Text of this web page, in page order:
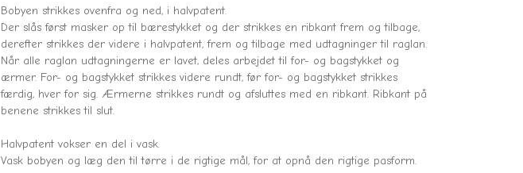
Bobyen strikkes ovenfra og ned, i halvpatent.
Der slås først masker op til bærestykket og der strikkes en ribkant frem og tilbage,
derefter strikkes der videre i halvpatent, frem og tilbage med udtagninger til raglan.
Når alle raglan udtagningerne er lavet, deles arbejdet til for- og bagstykket og
ærmer. For- og bagstykket strikkes videre rundt, før for- og bagstykket strikkes
færdig, hver for sig. Ærmerne strikkes rundt og afsluttes med en ribkant. Ribkant på
benene strikkes til slut.
Halvpatent vokser en del i vask.
Vask bobyen og læg den til tørre i de rigtige mål, for at opnå den rigtige pasform.